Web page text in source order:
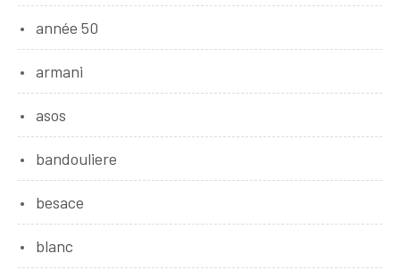
année 50
armani
asos
bandouliere
besace
blanc